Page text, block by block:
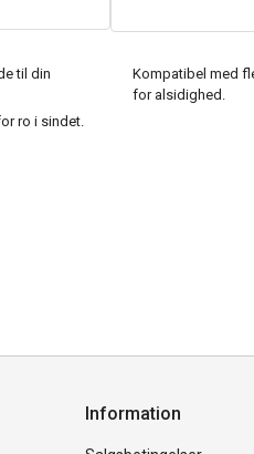
til din
Kompatibel med
for alsidighed.
ro i sindet.
Information